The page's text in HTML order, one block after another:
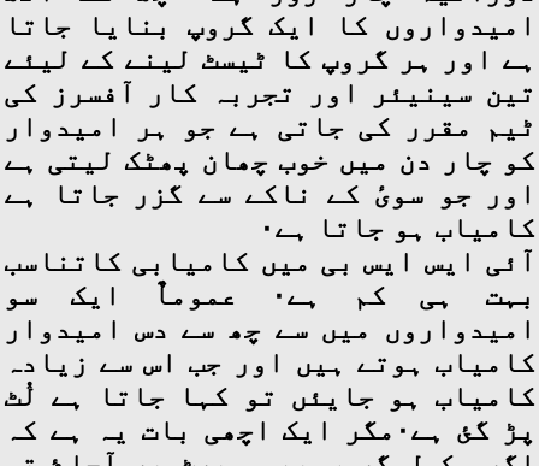
امیدواروں کا ایک گروپ بنایا جاتا
ہے اور ہر گروپ کا ٹیسٹ لینے کے لیئے
تین سینیئر اور تجربہ کار آفسرز کی
ٹیم مقرر کی جاتی ہے جو ہر امیدوار
کو چار دن میں خوب چھان پھٹک لیتی ہے
اور جو سویٔ کے ناکے سے گزر جاتا ہے
کامیاب ہو جاتا ہے۰
آئی ایس ایس بی میں کامیابی کاتناسب
بہت ہی کم ہے۰ عموماٌ ایک سو
امیدواروں میں سے چھ سے دس امیدوار
کامیاب ہوتے ہیں اور جب اس سے زیادہ
کامیاب ہو جایئں تو کہا جاتا ہے لُٹ
پڑ گئ ہے۰مگر ایک اچھی بات یہ ہے کہ